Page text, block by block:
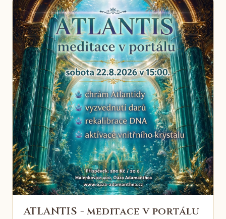
ATLANTIS - meditace v portálu